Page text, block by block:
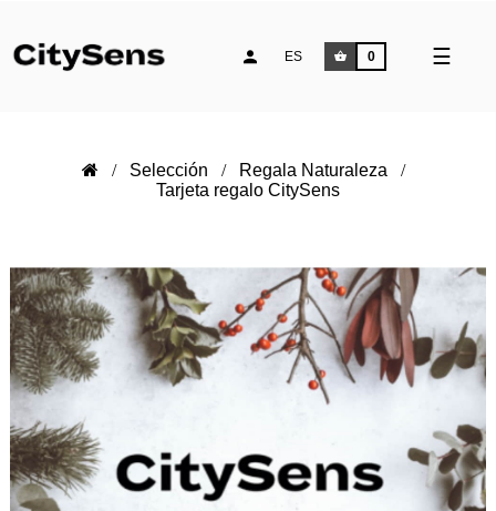
☰
ES 0
Selección
Regala Naturaleza
Tarjeta regalo CitySens